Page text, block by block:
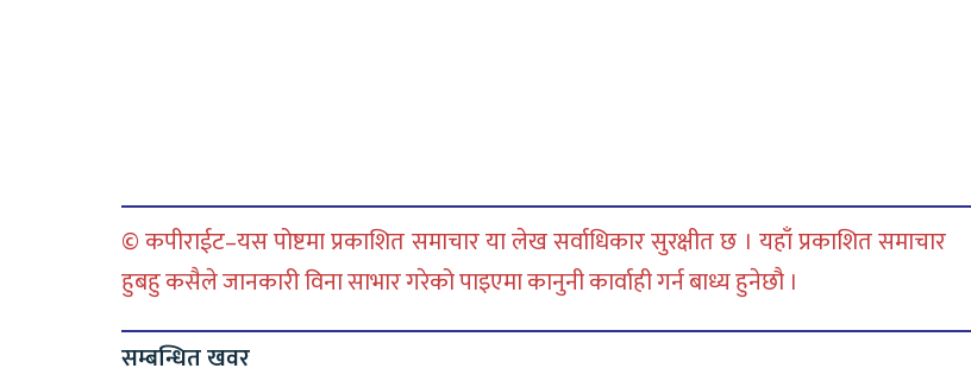
© कपीराईट–यस पोष्टमा प्रकाशित समाचार या लेख सर्वाधिकार सुरक्षीत छ । यहाँ प्रकाशित समाचार
हुबहु कसैले जानकारी विना साभार गरेको पाइएमा कानुनी कार्वाही गर्न बाध्य हुनेछौ ।
सम्बन्धित खवर